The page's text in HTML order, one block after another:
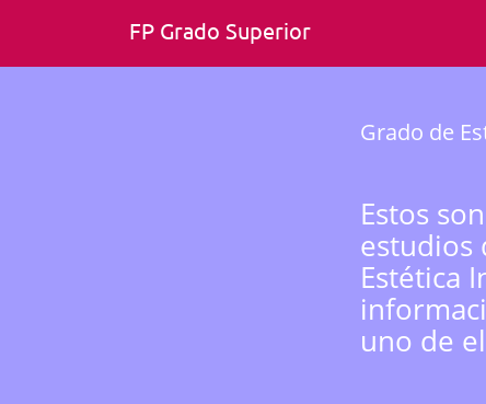
FP Grado Superior
Grado de
Estos
estudios
Estética
uno de